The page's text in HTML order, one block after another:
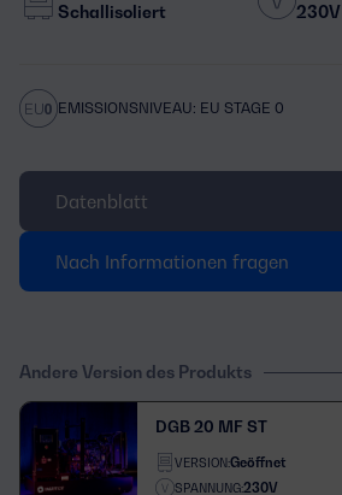
Schallisoliert 230V
EMISSIONSNIVEAU: EU STAGE 0
Datenblatt
Nach Informationen fragen
Andere Version des Produkts
DGB 20 MF ST
VERSION:Geöffnet
SPANNUNG:230V